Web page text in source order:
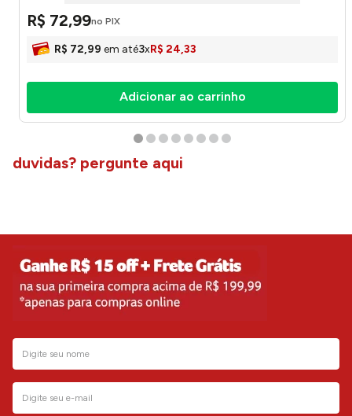
R$ 72,99no PIX
R$ 72,99 em até3xR$ 24,33
Adicionar ao carrinho
duvidas? pergunte aqui